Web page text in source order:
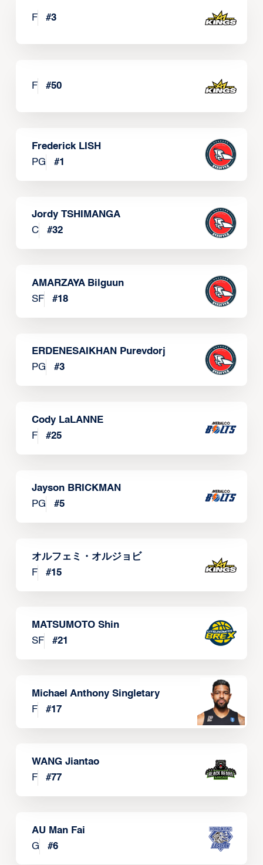
F #3
F #50
Frederick LISH
PG
#1
Jordy TSHIMANGA
C
#32
AMARZAYA Bilguun
SF
#18
ERDENESAIKHAN Purevdorj
PG
#3
Cody LaLANNE
F
#25
Jayson BRICKMAN
PG
#5
オルフェミ・オルジョビ
F
#15
MATSUMOTO Shin
SF
#21
Michael Anthony Singletary
F
#17
WANG Jiantao
F
#77
AU Man Fai
G
#6